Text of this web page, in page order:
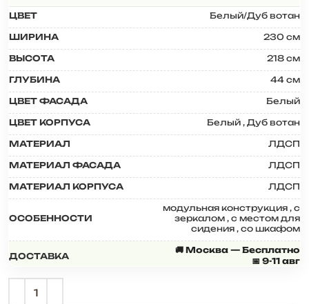
ЦВЕТ Белый/Дуб вотан
ШИРИНА 230 см
ВЫСОТА 218 см
ГЛУБИНА 44 см
ЦВЕТ ФАСАДА Белый
ЦВЕТ КОРПУСА Белый , Дуб вотан
МАТЕРИАЛ ЛДСП
МАТЕРИАЛ ФАСАДА ЛДСП
МАТЕРИАЛ КОРПУСА ЛДСП
ОСОБЕННОСТИ
модульная конструкция , с
зеркалом , с местом для
сидения , со шкафом
ДОСТАВКА
🚚 Москва — Бесплатно
📅 9-11 авг